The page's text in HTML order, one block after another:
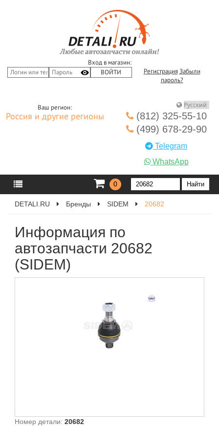
Вход в магазин:
Регистрация Забыли
пароль?
Ваш регион:
Россия и другие регионы
(812) 325-55-10
(499) 678-29-90
Telegram
WhatsApp
0
DETALI.RU Бренды SIDEM 20682
Информация по
автозапчасти 20682
(SIDEM)
Номер детали: 20682